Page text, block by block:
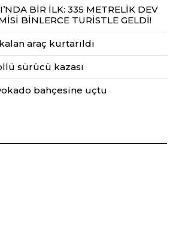
BİR İLK: 335 METRELİK DEV
BİNLERCE TURİSTLE GELDİ!
araç kurtarıldı
sürücü kazası
bahçesine uçtu